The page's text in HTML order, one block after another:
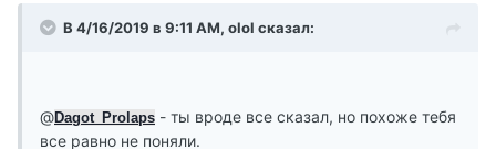
В 4/16/2019 в 9:11 AM, olol сказал:
@Dagot_Prolaps - ты вроде все сказал, но похоже тебя
все равно не поняли.